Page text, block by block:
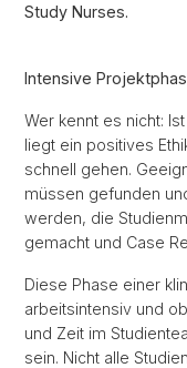
Study Nurses.
Intensive
Wer kennt es nicht:
liegt ein positives
schnell gehen.
müssen gefunden
werden, die
gemacht und Case
Diese Phase einer
arbeitsintensiv und
und Zeit im
sein. Nicht alle